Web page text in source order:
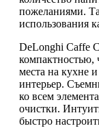
пожеланиями.
использования
DeLonghi Caffe
компактностью,
места на кухне
интерьер.
ко всем
очистки.
быстро